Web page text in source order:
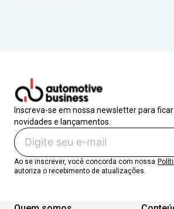
Inscreva-se em nossa newsletter para
novidades e lançamentos.
Ao se inscrever, você concorda com nossa
autoriza o recebimento de atualizações.